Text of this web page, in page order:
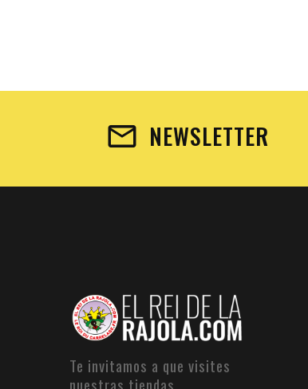
NEWSLETTER
Te invitamos a que visites
nuestras tiendas.